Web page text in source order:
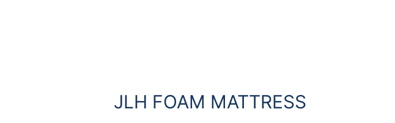
JLH FOAM MATTRESS